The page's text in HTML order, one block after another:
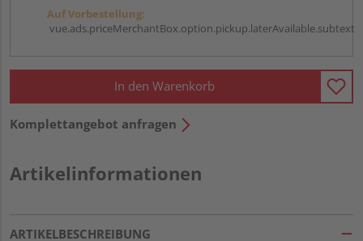
Auf Vorbestellung:
vue.ads.priceMerchantBox.option.pickup.laterAvailable.subtext
In den Warenkorb
Komplettangebot anfragen
Artikelinformationen
ARTIKELBESCHREIBUNG